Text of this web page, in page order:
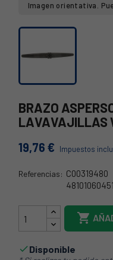
Imagen orientativa.
BRAZO
LAVAVAJILLAS
19,76 € Impuestos
Referencias: C00319480
481010604517

Disponible